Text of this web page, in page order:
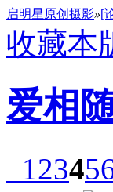
启明星原创摄影»[
收藏本
爱相
12345